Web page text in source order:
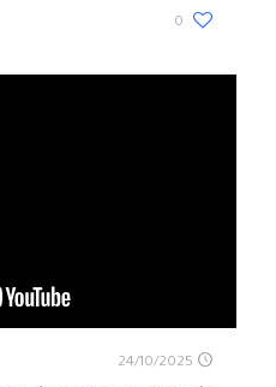
0
24/10/2025